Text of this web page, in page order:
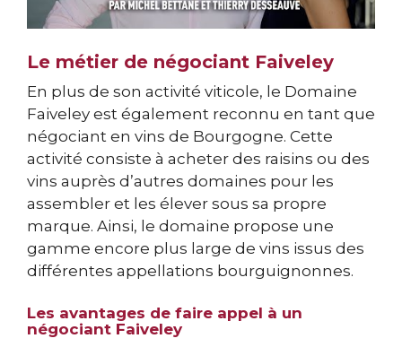
Le métier de négociant Faiveley
En plus de son activité viticole, le Domaine
Faiveley est également reconnu en tant que
négociant en vins de Bourgogne. Cette
activité consiste à acheter des raisins ou des
vins auprès d’autres domaines pour les
assembler et les élever sous sa propre
marque. Ainsi, le domaine propose une
gamme encore plus large de vins issus des
différentes appellations bourguignonnes.
Les avantages de faire appel à un
négociant Faiveley